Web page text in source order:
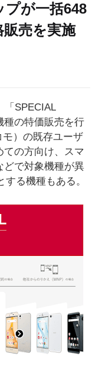
プが一括648
売を実施
「SPECIAL
種の特価販売を行
）の既存ユーザ
ての方向け、スマ
どで対象機種が異
る機種もある。